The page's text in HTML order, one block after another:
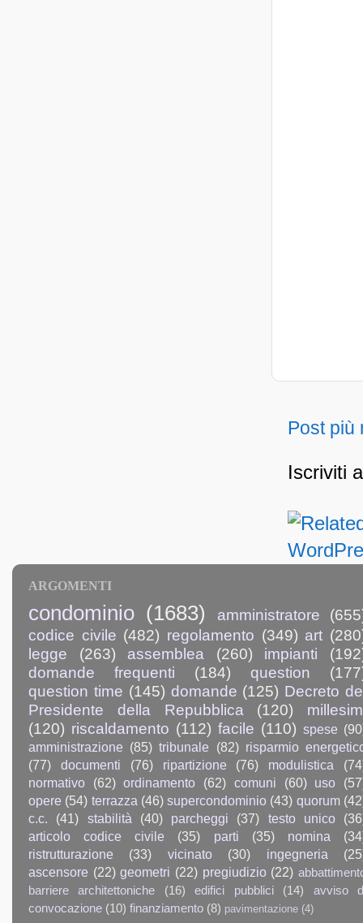
Post più
Iscriviti
ARGOMENTI
condominio (1683) amministratore
codice civile (482) regolamento (349) art
legge
(263) assemblea (260) impianti
domande frequenti
(184) question
question time (145) domande (125) Decreto
Presidente della Repubblica
(120)
(120) riscaldamento (112) facile (110) spese
amministrazione (85) tribunale (82) risparmio
(77)
documenti (76) ripartizione (76) modulistica
normativo
(62) ordinamento (62) comuni (60) uso
opere (54) terrazza (46) supercondominio (43) quorum
c.c.
(41) stabilità (40) parcheggi (37) testo unico
articolo codice civile
(35) parti (35) nomina
ristrutturazione
(33) vicinato (30) ingegneria
ascensore (22) geometri (22) pregiudizio (22)
barriere architettoniche
(16) edifici pubblici (14)
avviso
convocazione (10) finanziamento (8) pavimentazione (4)